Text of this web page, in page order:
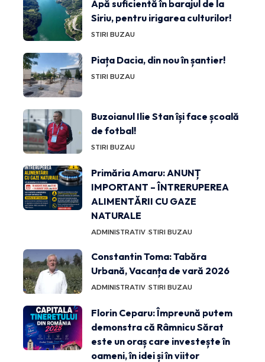
Apă suficientă în barajul de la
Siriu, pentru irigarea culturilor!
STIRI BUZAU
Piața Dacia, din nou în șantier!
STIRI BUZAU
Buzoianul Ilie Stan își face școală
de fotbal!
STIRI BUZAU
Primăria Amaru: ANUNȚ
IMPORTANT – ÎNTRERUPEREA
ALIMENTĂRII CU GAZE
NATURALE
ADMINISTRATIV STIRI BUZAU
Constantin Toma: Tabăra
Urbană, Vacanța de vară 2026
ADMINISTRATIV STIRI BUZAU
Florin Ceparu: Împreună putem
demonstra că Râmnicu Sărat
este un oraș care investește în
oameni, în idei și în viitor